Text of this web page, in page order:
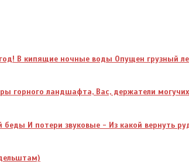
В кипящие ночные воды Опущен грузный
горного ландшафта, Вас, держатели могучих
И потери звуковые - Из какой вернуть